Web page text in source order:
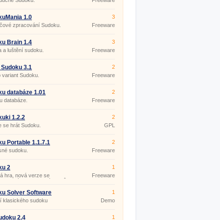
1.0
zpracování Sudoku.
3
Freeware
Brain 1.4
a luštění sudoku.
3
Freeware
3.1
variant Sudoku.
2
Freeware
databáze 1.01
databáze.
2
Freeware
1.2.2
se hrát Sudoku.
2
GPL
Portable 1.1.7.1
sudoku.
2
Freeware
2
hra, nová verze se
nových vlastností a typů
1
Freeware
Solver Software
klasického sudoku
1
Demo
2.4
1